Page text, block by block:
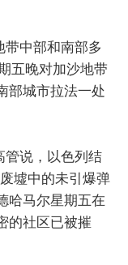
带中部和南部多
五晚对加沙地带
部城市拉法一处
管说，以色列结
墟中的未引爆弹
哈马尔星期五在
的社区已被摧